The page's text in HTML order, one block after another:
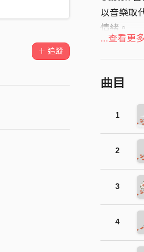
＋ 追蹤
以音樂取
情緒。
...查看更多
曲目
1
2
3
4